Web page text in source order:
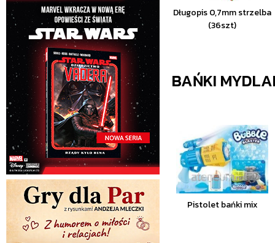
Długopis 0,7mm strzelba
(36szt)
BAŃKI
Pistolet bańki mix